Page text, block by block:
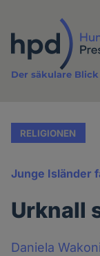
Inhalt
Der säkulare
RELIGIONEN
Junge Isländer
Urknall
Daniela